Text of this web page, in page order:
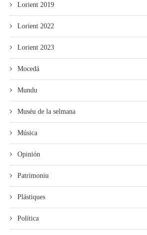
Lorient 2019
Lorient 2022
Lorient 2023
Mocedá
Mundu
Muséu de la selmana
Música
Opinión
Patrimoniu
Plástiques
Política